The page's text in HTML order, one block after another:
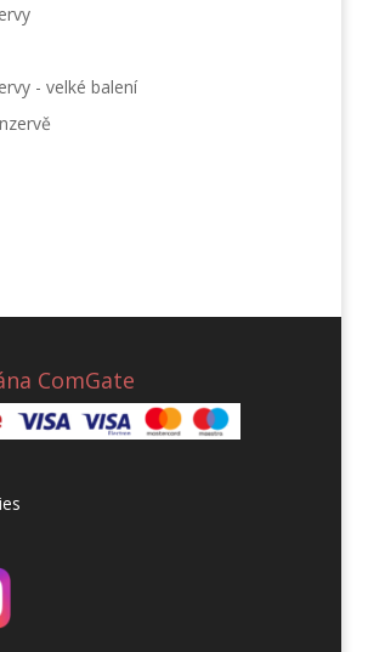
- velké balení
ComGate